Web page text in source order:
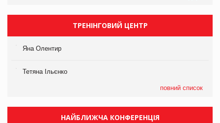
ТРЕНІНГОВИЙ ЦЕНТР
Яна Олентир
Тетяна Ільєнко
повний список
НАЙБЛИЖЧА КОНФЕРЕНЦІЯ